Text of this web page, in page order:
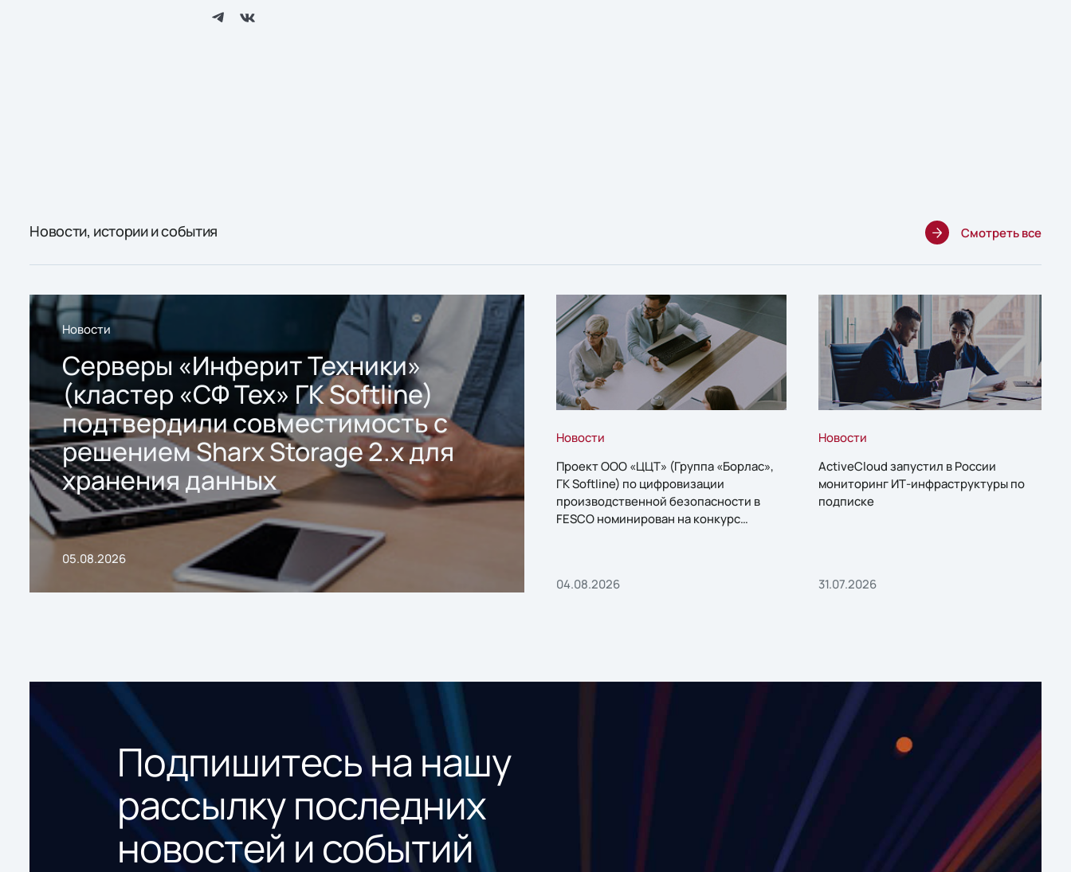
Новости, истории и события Смотреть все
Новости
Серверы «Инферит Техники»
(кластер «СФ Тех» ГК Softline)
подтвердили совместимость с
решением Sharx Storage 2.x для
хранения данных
05.08.2026
Новости
Проект ООО «ЦЦТ» (Группа «Борлас»,
ГК Softline) по цифровизации
производственной безопасности в
FESCO номинирован на конкурс
04.08.2026
Новости
ActiveCloud запустил в России
мониторинг ИТ-инфраструктуры по
подписке
31.07.2026
Подпишитесь на нашу
рассылку последних
новостей и событий